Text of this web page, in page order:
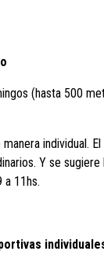
(hasta 500
individual.
Y se sugiere
a 11hs.